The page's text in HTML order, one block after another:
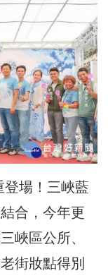
登場！三峽藍
合，今年更
峽區公所、
街妝點得別